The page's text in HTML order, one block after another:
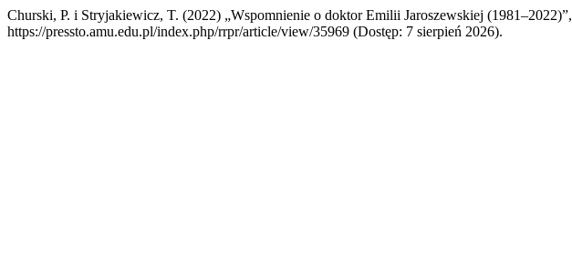
Churski, P. i Stryjakiewicz, T. (2022) „Wspomnienie o doktor Emilii Jaroszewskiej (1981–2022)”,
https://pressto.amu.edu.pl/index.php/rrpr/article/view/35969 (Dostęp: 7 sierpień 2026).